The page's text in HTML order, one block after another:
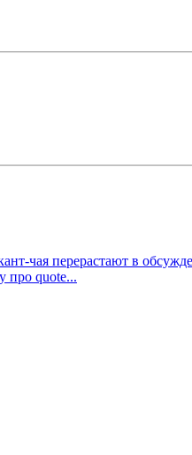
чая перерастают в
про quote...